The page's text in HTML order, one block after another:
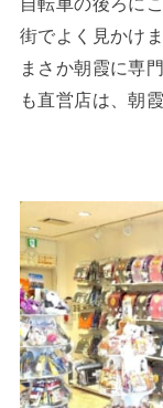
街でよく見かけま
まさか朝霞に専
も直営店は、朝霞